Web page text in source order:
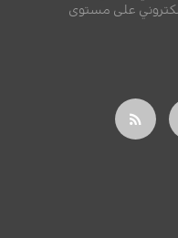
على مستوى